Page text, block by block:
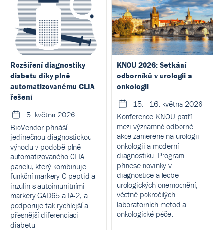
Rozšíření diagnostiky
diabetu díky plně
automatizovanému CLIA
řešení
5. května 2026
BioVendor přináší
jedinečnou diagnostickou
výhodu v podobě plně
automatizovaného CLIA
panelu, který kombinuje
funkční markery C-peptid a
inzulin s autoimunitními
markery GAD65 a IA-2, a
podporuje tak rychlejší a
přesnější diferenciaci
diabetu.
KNOU 2026: Setkání
odborníků v urologii a
onkologii
15. - 16. května 2026
Konference KNOU patří
mezi významné odborné
akce zaměřené na urologii,
onkologii a moderní
diagnostiku. Program
přinese novinky v
diagnostice a léčbě
urologických onemocnění,
včetně pokročilých
laboratorních metod a
onkologické péče.